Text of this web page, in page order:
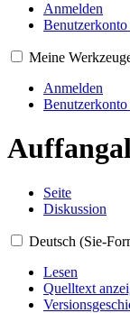
Anmelden
Benutzerkonto
Meine
Anmelden
Benutzerkonto
Seite
Diskussion
Deutsch (Sie-
Lesen
Quelltext